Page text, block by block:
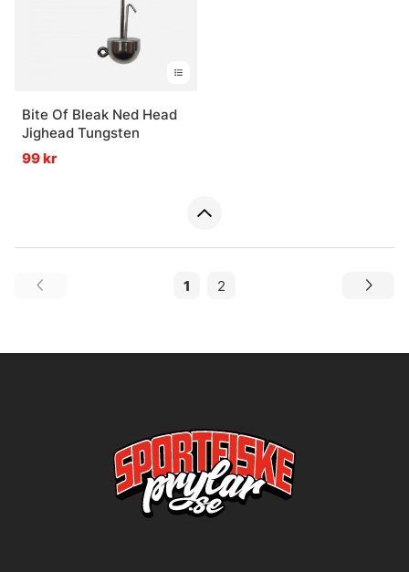
Bite Of Bleak Ned Head
Jighead Tungsten
99 kr
1 2